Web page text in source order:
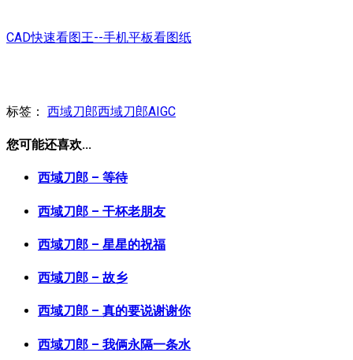
CAD快速看图王--手机平板看图纸
标签： 西域刀郎西域刀郎AIGC
您可能还喜欢...
西域刀郎 – 等待
西域刀郎 – 干杯老朋友
西域刀郎 – 星星的祝福
西域刀郎 – 故乡
西域刀郎 – 真的要说谢谢你
西域刀郎 – 我俩永隔一条水